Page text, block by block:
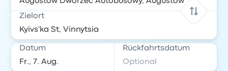
Zielort
Datum Rückfahrtsdatum